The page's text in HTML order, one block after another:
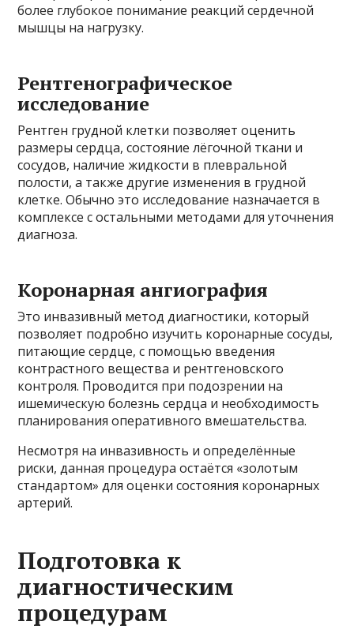
более глубокое понимание реакций сердечной
мышцы на нагрузку.
Рентгенографическое
исследование
Рентген грудной клетки позволяет оценить
размеры сердца, состояние лёгочной ткани и
сосудов, наличие жидкости в плевральной
полости, а также другие изменения в грудной
клетке. Обычно это исследование назначается в
комплексе с остальными методами для уточнения
диагноза.
Коронарная ангиография
Это инвазивный метод диагностики, который
позволяет подробно изучить коронарные сосуды,
питающие сердце, с помощью введения
контрастного вещества и рентгеновского
контроля. Проводится при подозрении на
ишемическую болезнь сердца и необходимость
планирования оперативного вмешательства.
Несмотря на инвазивность и определённые
риски, данная процедура остаётся «золотым
стандартом» для оценки состояния коронарных
артерий.
Подготовка к
диагностическим
процедурам